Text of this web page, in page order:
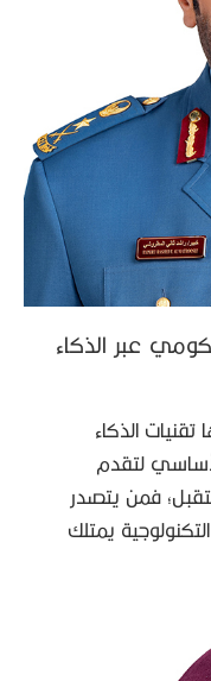
عبر الذكاء
الذكاء
لتقدم
فمن يتصدر
يمتلك